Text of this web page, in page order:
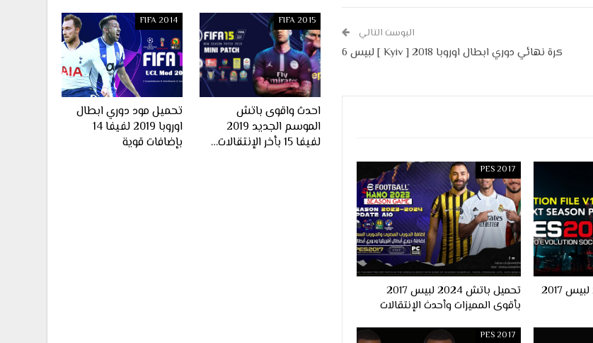
البوست التالي
كرة نهائي دوري ابطال اوروبا 2018 [ Kyiv ] لبيس 6
احدث اوبشن فايل 2024 لبيس 2017
PES 2017
تحميل باتش 2024 لبيس 2017
بأقوى المميزات وأحدث الإنتقالات
PES 2017
FIFA 2015
احدث واقوى باتش
الموسم الجديد 2019
لفيفا 15 بأخر الإنتقالات…
FIFA 2014
تحميل مود دوري ابطال
اوروبا 2019 لفيفا 14
بإضافات قوية